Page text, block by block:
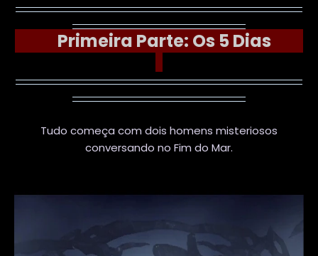
Primeira Parte: Os 5 Dias
Tudo começa com dois homens misteriosos
conversando no Fim do Mar.